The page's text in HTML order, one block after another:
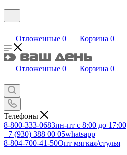
Отложенные 0 Корзина 0
Отложенные 0 Корзина 0
Телефоны
8-800-333-0683пн-пт с 8:00 до 17:00
+7 (930) 388 00 05whatsapp
8-804-700-41-50Опт мягкая/стулья